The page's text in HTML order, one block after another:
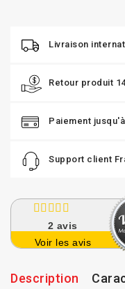
Livraison
Retour produit
Paiement
Support client
2 avis
Voir les avis
Description